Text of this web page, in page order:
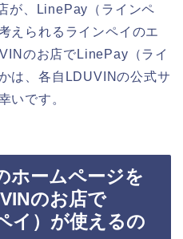
が、LinePay（ラインペ
えられるラインペイのエ
のお店でLinePay（ライ
は、各自LDUVINの公式サ
いです。
ホームページを
のお店で
イ）が使えるの